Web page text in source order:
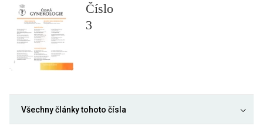
Číslo
3
Všechny články tohoto čísla